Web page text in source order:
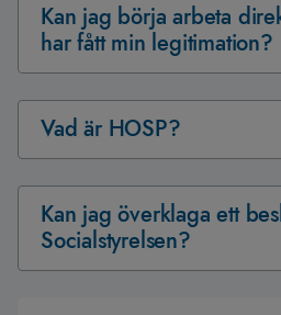
Kan jag börja arbeta
har fått min legitimation?
Vad är HOSP?
Kan jag överklaga ett
Socialstyrelsen?